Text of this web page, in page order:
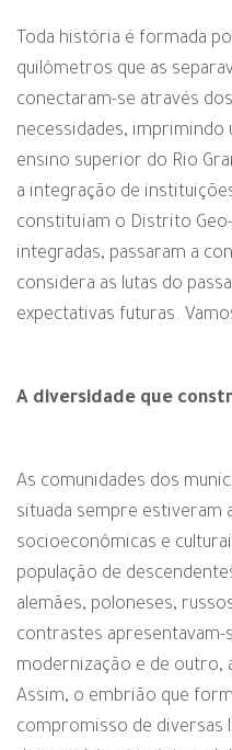
Toda história é formada
quilômetros que as
conectaram-se através
necessidades, imprimindo
ensino superior do Rio
a integração de
constituíam o Distrito
integradas, passaram a
considera as lutas do
expectativas futuras.
A diversidade que
As comunidades dos
situada sempre estiveram
socioeconômicas e
população de
alemães, poloneses,
contrastes apresentavam-
modernização e de outro,
Assim, o embrião que
compromisso de diversas